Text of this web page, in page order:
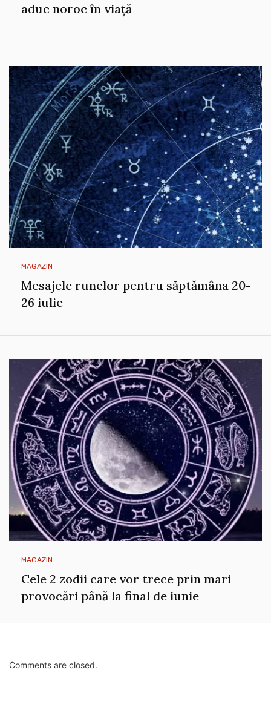
aduc noroc în viață
MAGAZIN
Mesajele runelor pentru săptămâna 20-
26 iulie
MAGAZIN
Cele 2 zodii care vor trece prin mari
provocări până la final de iunie
Comments are closed.